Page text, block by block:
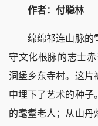
作者：付聪林
绵绵祁连山脉的雪
守文化根脉的志士
洞堡乡东寺村。这片
中埋下了艺术的种子
的耄耋老人；从山丹